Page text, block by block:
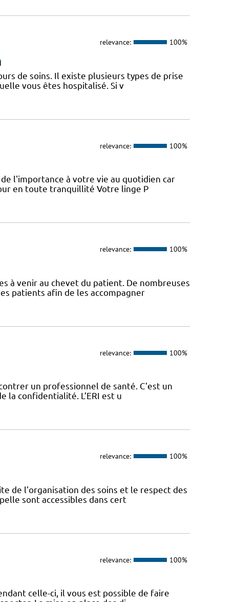
relevance: 100%
de soins. Il existe plusieurs types de prise
vous êtes hospitalisé. Si v
relevance: 100%
l'importance à votre vie au quotidien car
en toute tranquillité Votre linge P
relevance: 100%
à venir au chevet du patient. De nombreuses
patients afin de les accompagner
relevance: 100%
un professionnel de santé. C'est un
la confidentialité. L’ERI est u
relevance: 100%
de l'organisation des soins et le respect des
sont accessibles dans cert
relevance: 100%
celle-ci, il vous est possible de faire